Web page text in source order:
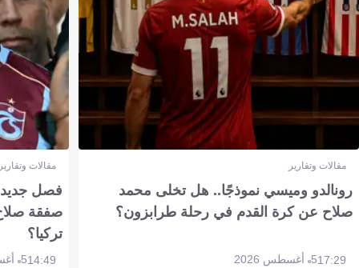
مقالات وتقارير
رونالدو وميسي نموذجًا.. هل تخلى محمد
صلاح عن كرة القدم في رحلة طرابزون؟
17:295 أغسطس 2026
مقالات
فصل جديد
صفقة
تركيا؟
14:495 أغسطس 2026